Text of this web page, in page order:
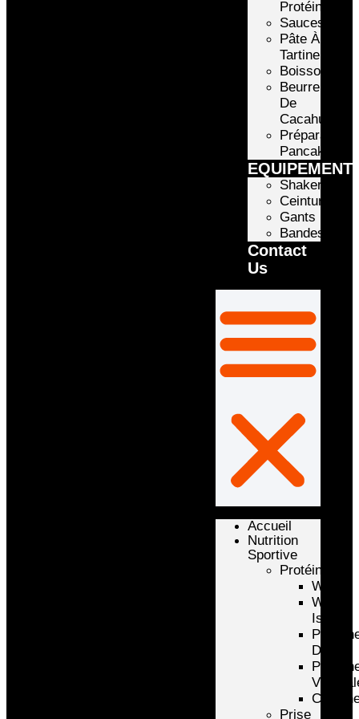
Protéinée
Sauces
Pâte À
Tartiner
Boissons
Beurre
De
Cacahuète
Préparation
Pancake
Shakers
Ceintures
Gants
Bandes
Contact
Us
Accueil
Nutrition
Sportive
Protéines
Whey
Whey
Isolate
D’oeuf
Prise